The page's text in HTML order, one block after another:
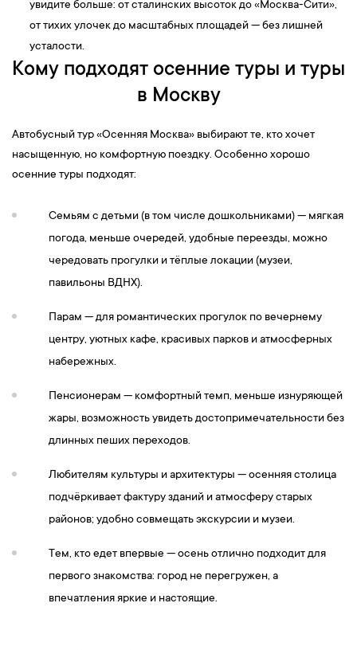
увидите больше: от сталинских высоток до «Москва-Сити»,
от тихих улочек до масштабных площадей — без лишней
усталости.
Кому подходят осенние туры и туры
в Москву
Автобусный тур «Осенняя Москва» выбирают те, кто хочет
насыщенную, но комфортную поездку. Особенно хорошо
осенние туры подходят:
Семьям с детьми (в том числе дошкольниками) — мягкая
погода, меньше очередей, удобные переезды, можно
чередовать прогулки и тёплые локации (музеи,
павильоны ВДНХ).
Парам — для романтических прогулок по вечернему
центру, уютных кафе, красивых парков и атмосферных
набережных.
Пенсионерам — комфортный темп, меньше изнуряющей
жары, возможность увидеть достопримечательности без
длинных пеших переходов.
Любителям культуры и архитектуры — осенняя столица
подчёркивает фактуру зданий и атмосферу старых
районов; удобно совмещать экскурсии и музеи.
Тем, кто едет впервые — осень отлично подходит для
первого знакомства: город не перегружен, а
впечатления яркие и настоящие.